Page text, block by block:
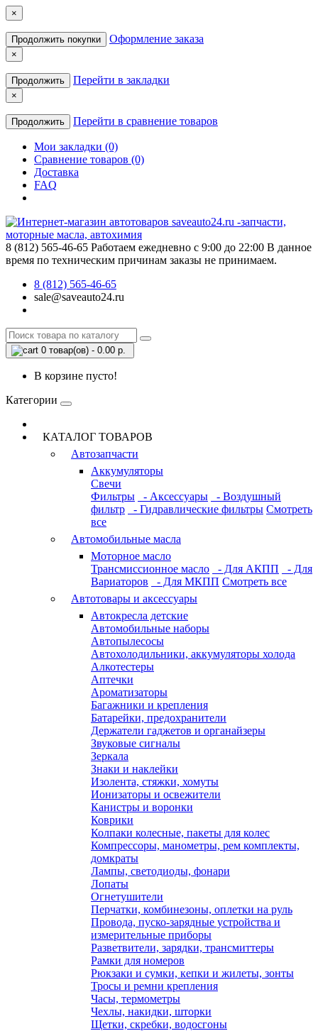
×
Продолжить покупки Оформление заказа
×
Продолжить Перейти в закладки
×
Продолжить Перейти в сравнение товаров
Мои закладки (0)
Сравнение товаров (0)
Доставка
FAQ
8 (812) 565-46-65 Работаем ежедневно с 9:00 до 22:00 В данное
время по техническим причинам заказы не принимаем.
8 (812) 565-46-65
sale@saveauto24.ru
0 товар(ов) - 0.00 р.
В корзине пусто!
Категории
КАТАЛОГ ТОВАРОВ
Автозапчасти
Аккумуляторы
Свечи
Фильтры
- Аксессуары
- Воздушный
фильтр
- Гидравлические фильтры Смотреть
все
Автомобильные масла
Моторное масло
Трансмиссионное масло
- Для АКПП
- Для
Вариаторов
- Для МКПП Смотреть все
Автотовары и аксессуары
Автокресла детские
Автомобильные наборы
Автопылесосы
Автохолодильники, аккумуляторы холода
Алкотестеры
Аптечки
Ароматизаторы
Багажники и крепления
Батарейки, предохранители
Держатели гаджетов и органайзеры
Звуковые сигналы
Зеркала
Знаки и наклейки
Изолента, стяжки, хомуты
Ионизаторы и освежители
Канистры и воронки
Коврики
Колпаки колесные, пакеты для колес
Компрессоры, манометры, рем комплекты,
домкраты
Лампы, светодиоды, фонари
Лопаты
Огнетушители
Перчатки, комбинезоны, оплетки на руль
Провода, пуско-зарядные устройства и
измерительные приборы
Разветвители, зарядки, трансмиттеры
Рамки для номеров
Рюкзаки и сумки, кепки и жилеты, зонты
Тросы и ремни крепления
Часы, термометры
Чехлы, накидки, шторки
Щетки, скребки, водосгоны